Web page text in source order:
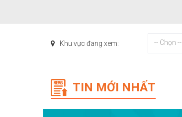
Khu vực đang xem: -- Chọn --
TIN MỚI NHẤT